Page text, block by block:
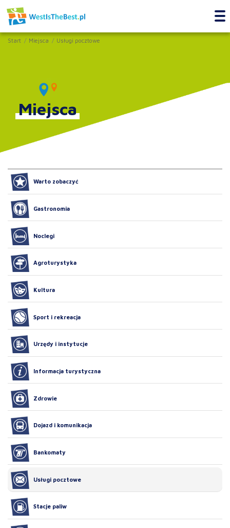
Start Miejsca Usługi pocztowe
Miejsca
Warto zobaczyć
Gastronomia
Noclegi
Agroturystyka
Kultura
Sport i rekreacja
Urzędy i instytucje
Informacja turystyczna
Zdrowie
Dojazd i komunikacja
Bankomaty
Usługi pocztowe
Stacje paliw